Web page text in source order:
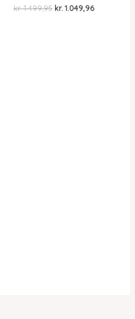
kr.1.499,95 Den
kr. 1.049,96Den